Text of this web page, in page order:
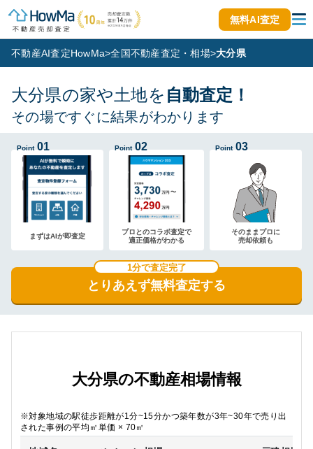
無料AI査定
不動産AI査定HowMa>全国不動産査定・相場>大分県
大分県の家や土地を 自動査定！
その場ですぐに結果がわかります
Point 01
まずはAIが即査定
Point 02
プロとのコラボ査定で
適正価格がわかる
Point 03
そのままプロに
売却依頼も
とりあえず無料査定する
1分で査定完了
大分県の不動産相場情報
※対象地域の駅徒歩距離が1分~15分かつ築年数が3年~30年で売り出
された事例の平均㎡単価 × 70㎡